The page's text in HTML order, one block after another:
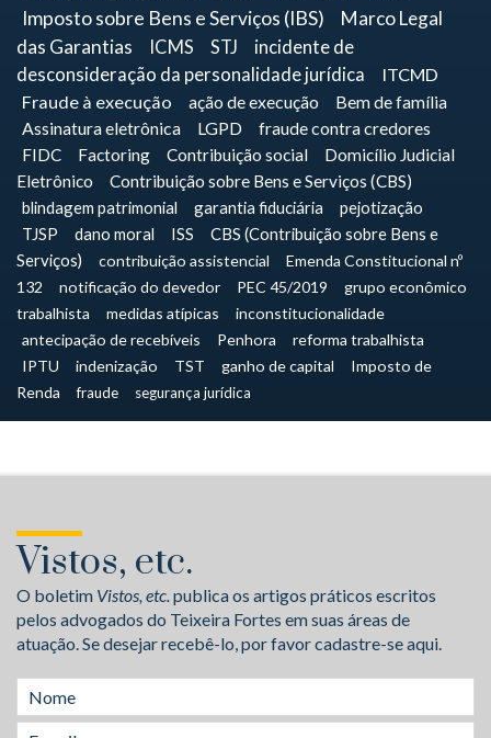
Imposto sobre Bens e Serviços (IBS)
Marco Legal
das Garantias
ICMS STJ
incidente de
desconsideração da personalidade jurídica
ITCMD
Fraude à execução
ação de execução
Bem de família
Assinatura eletrônica
LGPD fraude contra credores
FIDC Factoring Contribuição social
Domicílio Judicial
Eletrônico
Contribuição sobre Bens e Serviços (CBS)
blindagem patrimonial
garantia fiduciária
pejotização
TJSP
dano moral ISS
CBS (Contribuição sobre Bens e
Serviços)
contribuição assistencial
Emenda Constitucional nº
132
notificação do devedor PEC 45/2019
grupo econômico
trabalhista
medidas atípicas
inconstitucionalidade
antecipação de recebíveis
Penhora
reforma trabalhista
IPTU
indenização TST ganho de capital
Imposto de
Renda
fraude segurança jurídica
Vistos, etc.
O boletim Vistos, etc.publica os artigos práticos escritos
pelos advogados do Teixeira Fortes em suas áreas de
atuação. Se desejar recebê-lo, por favor cadastre-se aqui.